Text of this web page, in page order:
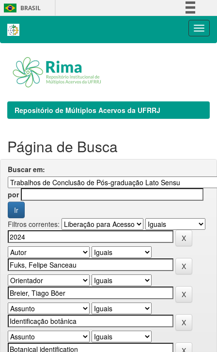
Skip
navigation
BRASIL
Repositório de Múltiplos Acervos da UFRRJ
Página de Busca
Buscar em:
por
Filtros correntes: